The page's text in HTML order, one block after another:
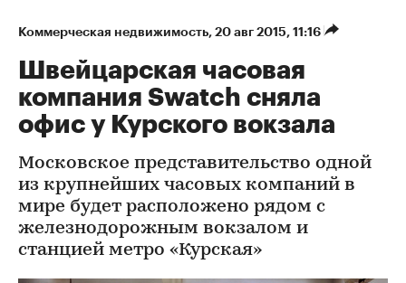
Коммерческая недвижимость⁠, 20 авг 2015, 11:16
Швейцарская часовая
компания Swatch сняла
офис у Курского вокзала
Московское представительство одной
из крупнейших часовых компаний в
мире будет расположено рядом с
железнодорожным вокзалом и
станцией метро «Курская»